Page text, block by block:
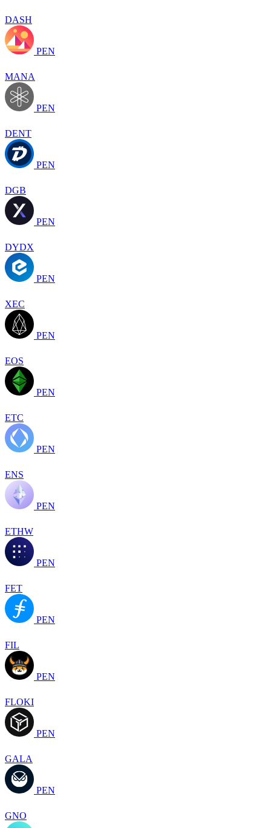
DASH
PEN
MANA
PEN
DENT
PEN
DGB
PEN
DYDX
PEN
XEC
PEN
EOS
PEN
ETC
PEN
ENS
PEN
ETHW
PEN
FET
PEN
FIL
PEN
FLOKI
PEN
GALA
PEN
GNO